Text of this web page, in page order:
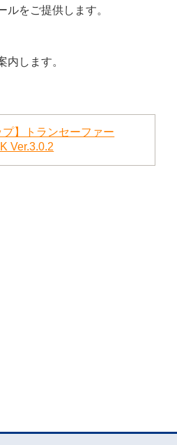
をご提供します。
します。
プ】トランセーファー
Ver.3.0.2